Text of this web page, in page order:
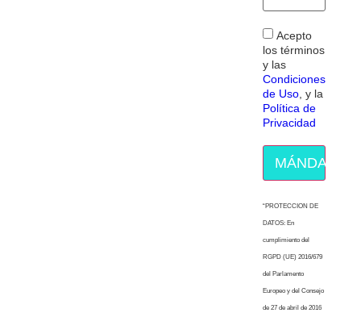
Acepto
los términos
y las
Condiciones
de Uso , y la
Política de
Privacidad
MÁNDAME
“PROTECCION DE
DATOS: En
cumplimiento del
RGPD (UE) 2016/679
del Parlamento
Europeo y del Consejo
de 27 de abril de 2016